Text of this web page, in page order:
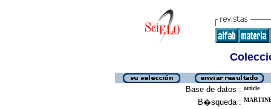
Base de datos : article
B�squeda :